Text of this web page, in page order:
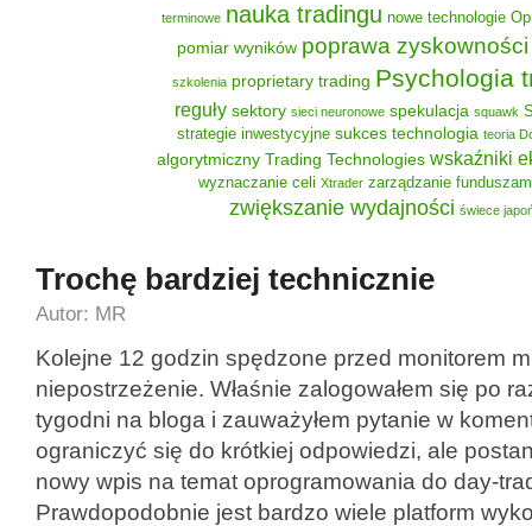
terminowe nauka tradingu nowe technologie
pomiar wyników poprawa zyskowności
szkolenia proprietary trading Psychologia
reguły sektory sieci neuronowe spekulacja squawk
strategie inwestycyjne sukces technologia teoria
algorytmiczny Trading Technologies wskaźniki
wyznaczanie celi Xtrader zarządzanie
zwiększanie wydajności świece
Trochę bardziej technicznie
Autor: MR
Kolejne 12 godzin spędzone przed monitorem
niepostrzeżenie. Właśnie zalogowałem się po
tygodni na bloga i zauważyłem pytanie w
ograniczyć się do krótkiej odpowiedzi, ale
nowy wpis na temat oprogramowania do day-
Prawdopodobnie jest bardzo wiele platform